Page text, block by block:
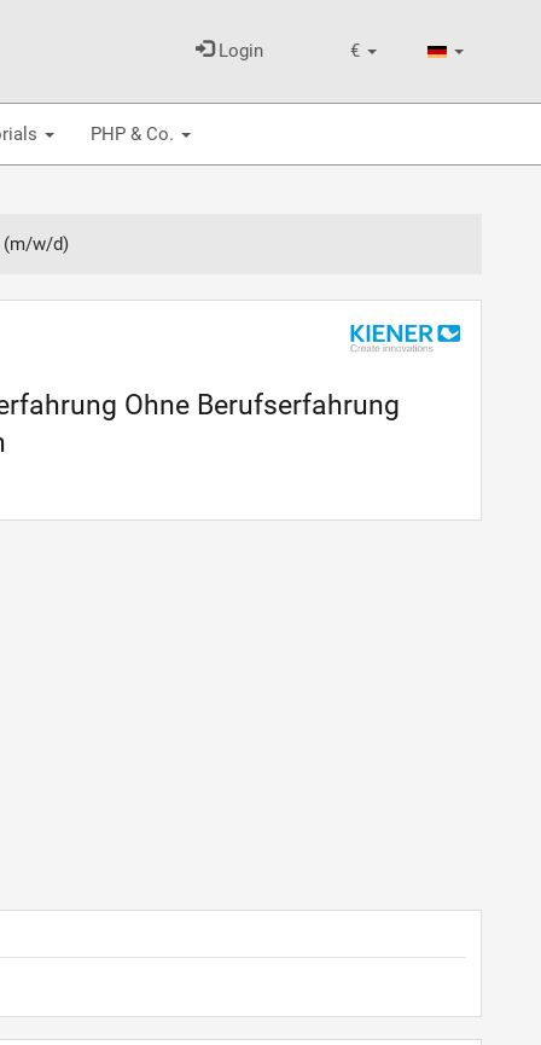
€
Login
PHP & Co.
(m/w/d)
Ohne Berufserfahrung